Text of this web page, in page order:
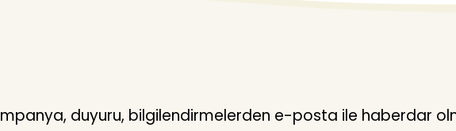
duyuru, bilgilendirmelerden e-posta ile haberdar